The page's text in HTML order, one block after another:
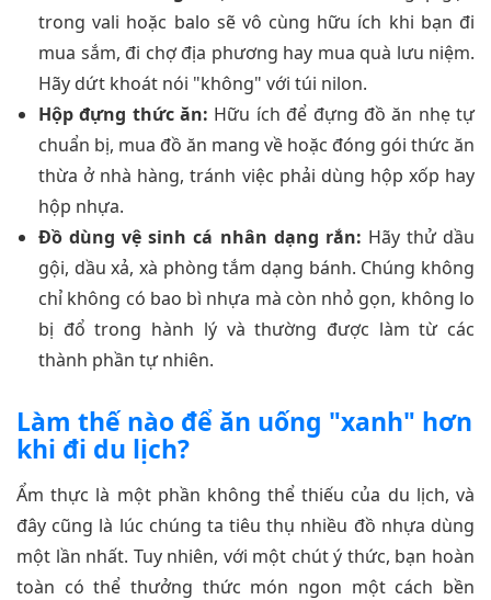
trong vali hoặc balo sẽ vô cùng hữu ích khi bạn đi
mua sắm, đi chợ địa phương hay mua quà lưu niệm.
Hãy dứt khoát nói "không" với túi nilon.
Hộp đựng thức ăn: Hữu ích để đựng đồ ăn nhẹ tự
chuẩn bị, mua đồ ăn mang về hoặc đóng gói thức ăn
thừa ở nhà hàng, tránh việc phải dùng hộp xốp hay
hộp nhựa.
Đồ dùng vệ sinh cá nhân dạng rắn: Hãy thử dầu
gội, dầu xả, xà phòng tắm dạng bánh. Chúng không
chỉ không có bao bì nhựa mà còn nhỏ gọn, không lo
bị đổ trong hành lý và thường được làm từ các
thành phần tự nhiên.
Làm thế nào để ăn uống "xanh" hơn
khi đi du lịch?
Ẩm thực là một phần không thể thiếu của du lịch, và
đây cũng là lúc chúng ta tiêu thụ nhiều đồ nhựa dùng
một lần nhất. Tuy nhiên, với một chút ý thức, bạn hoàn
toàn có thể thưởng thức món ngon một cách bền